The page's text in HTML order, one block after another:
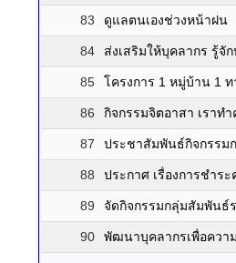
83 ดูแลตนเองช่วงหน้าฝน
84 ส่งเสริมให้บุคลากร รู้จั
85 โครงการ 1 หมู่บ้าน 1
86 กิจกรรมจิตอาสา เราท
87 ประชาสัมพันธ์กิจกรรม
88 ประกาศ เรื่องการชำร
89 จัดกิจกรรมกลุ่มสัมพันธ์
90 พัฒนาบุคลากรเพื่อควา